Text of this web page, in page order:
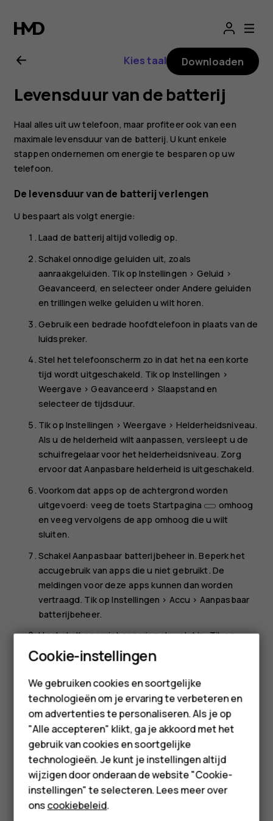
voor
Nokia
8.1
Smartphones
Feature phones
Accessoires
HMD Terra M
Voor bedrijven
Tablets
Shop
Kies taal Downloaden
Levensduur van de batterij
Haal alles uit uw telefoon, maar profiteer ook van een
maximale levensduur van de batterij. U kunt enkele
stappen ondernemen om energie te besparen op uw
telefoon.
De levensduur van de batterij verlengen
U bespaart als volgt energie:
Laad de batterij altijd volledig op.
Schakel onnodige geluiden uit, zoals
aanraakgeluiden. Tik opInstellingen > Geluid >
Geavanceerd, en selecteer onder Andere geluiden
en trillingen welke geluiden u wilt horen.
Gebruik een bedrade hoofdtelefoon in plaats van de
luidspreker.
Stel het telefoonscherm zo in dat het na een korte
tijd wordt uitgeschakeld. Tik op Instellingen >
Weergave >Geavanceerd > Slaapstand en
selecteer de tijdsduur.
Tik op Instellingen >Weergave > Helderheidsniveau.
Als u de helderheid wilt aanpassen, versleept u de
schuifregelaar voor het helderheidsniveau. Zorg
ervoor datAanpasbare helderheid is uitgeschakeld.
Voorkom dat apps op de achtergrond worden
uitgevoerd: veeg de toets Startpagina
omhoog
en veeg vervolgens de app omhoog die u wilt
sluiten.
Schakel Aanpasbaar batterijbeheer in. Beperk het
accugebruik van apps die u niet gebruikt. De
meldingen voor deze apps kunnen dan worden
vertraagd. Tik opInstellingen > Accu > Aanpasbaar
batterijbeheer.
U schakelt energiebesparing als volgt in: Tik op
Instellingen
Accuen stel
de locatieservices uit wanneer u die niet nodig hebt.
Tik opInstellingen> Beveiliging en locatie>Locatie
en schakelLocatieuit.
Maak selectief gebruik van netwerkverbindingen:
Schakel Bluetooth alleen in wanneer dat nodig is.
Gebruik een Wifi-verbinding in plaats van een
mobiele internetverbinding om verbinding te maken
met internet. Stop het scannen van uw telefoon naar
beschikbare draadloze netwerken. Tik op
Cookie-instellingen
We gebruiken cookies en soortgelijke
technologieën om je ervaring te verbeteren en
om advertenties te personaliseren. Als je op
"Alle accepteren" klikt, ga je akkoord met het
gebruik van cookies en soortgelijke
technologieën. Je kunt je instellingen altijd
wijzigen door onderaan de website "Cookie-
instellingen" te selecteren. Lees meer over
onscookiebeleid.